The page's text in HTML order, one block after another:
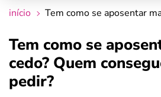
crédito fácil
início Tem como se aposentar
Tem como se
cedo? Quem
pedir?